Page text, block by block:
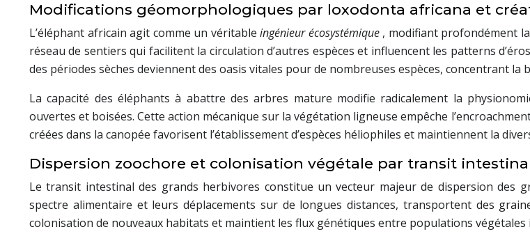
Modifications géomorphologiques par loxodonta africana et
L’éléphant africain agit comme un véritable ingénieur écosystémique , modifiant profondément
réseau de sentiers qui facilitent la circulation d’autres espèces et influencent les patterns
des périodes sèches deviennent des oasis vitales pour de nombreuses espèces, concentrant
La capacité des éléphants à abattre des arbres mature modifie radicalement la
ouvertes et boisées. Cette action mécanique sur la végétation ligneuse empêche
créées dans la canopée favorisent l’établissement d’espèces héliophiles et maintiennent la
Dispersion zoochore et colonisation végétale par transit
Le transit intestinal des grands herbivores constitue un vecteur majeur de dispersion des
spectre alimentaire et leurs déplacements sur de longues distances, transportent des
colonisation de nouveaux habitats et maintient les flux génétiques entre populations végétales